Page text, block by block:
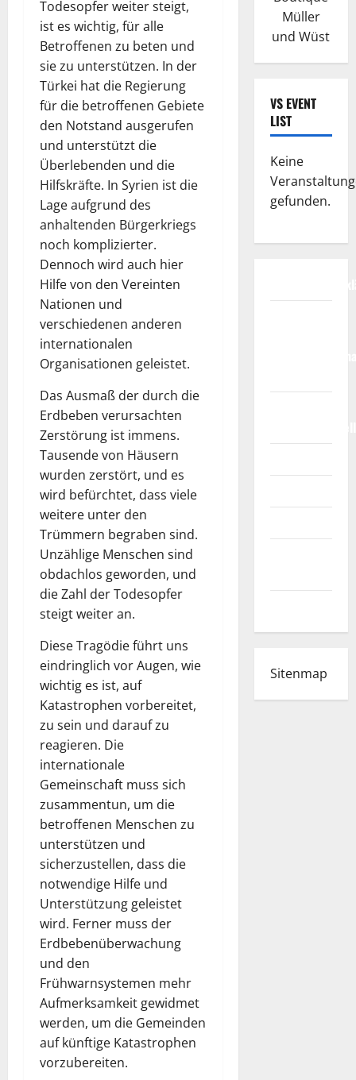
Todesopfer weiter steigt,
ist es wichtig, für alle
Betroffenen zu beten und
sie zu unterstützen. In der
Türkei hat die Regierung
für die betroffenen Gebiete
den Notstand ausgerufen
und unterstützt die
Überlebenden und die
Hilfskräfte. In Syrien ist die
Lage aufgrund des
anhaltenden Bürgerkriegs
noch komplizierter.
Dennoch wird auch hier
Hilfe von den Vereinten
Nationen und
verschiedenen anderen
internationalen
Organisationen geleistet.
Das Ausmaß der durch die
Erdbeben verursachten
Zerstörung ist immens.
Tausende von Häusern
wurden zerstört, und es
wird befürchtet, dass viele
weitere unter den
Trümmern begraben sind.
Unzählige Menschen sind
obdachlos geworden, und
die Zahl der Todesopfer
steigt weiter an.
Diese Tragödie führt uns
eindringlich vor Augen, wie
wichtig es ist, auf
Katastrophen vorbereitet,
zu sein und darauf zu
reagieren. Die
internationale
Gemeinschaft muss sich
zusammentun, um die
betroffenen Menschen zu
unterstützen und
sicherzustellen, dass die
notwendige Hilfe und
Unterstützung geleistet
wird. Ferner muss der
Erdbebenüberwachung
und den
Frühwarnsystemen mehr
Aufmerksamkeit gewidmet
werden, um die Gemeinden
auf künftige Katastrophen
vorzubereiten.
Müller
und Wüst
VS EVENT
LIST
Keine
gefunden.
Sitenmap